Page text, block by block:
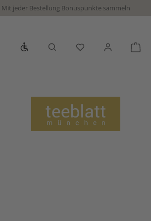
Mit jeder Bestellung Bonuspunkte sammeln
Werkzeugleiste anzeigen
Du hast 0